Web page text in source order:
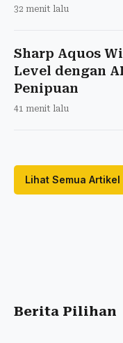
32 menit lalu
Sharp Aquos
Level dengan
Penipuan
41 menit lalu
Lihat Semua Artikel
Berita Pilihan